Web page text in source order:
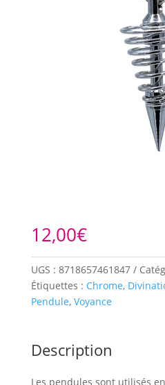
12,00€
UGS : 8718657461847
Étiquettes : Chrome,
Pendule, Voyance
Description
Les pendules sont utilisés